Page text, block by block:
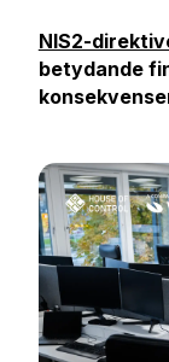
NIS2-
betydande